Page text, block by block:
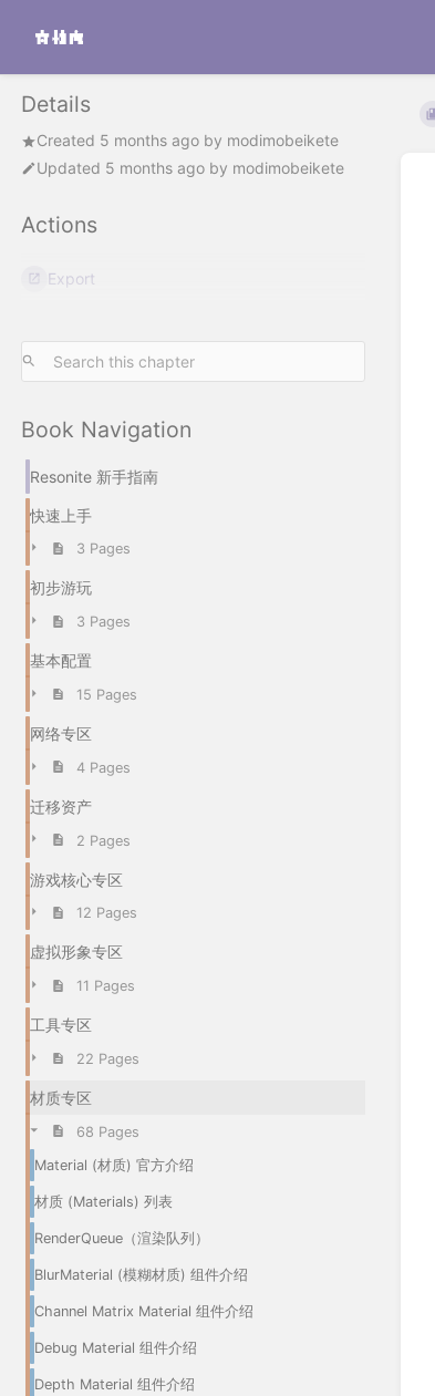
Details
Created 5 months ago by modimobeikete
Updated 5 months ago by modimobeikete
Actions
Export
Book Navigation
Resonite 新手指南
快速上手
3 Pages
初步游玩
3 Pages
基本配置
15 Pages
网络专区
4 Pages
迁移资产
2 Pages
游戏核心专区
12 Pages
虚拟形象专区
11 Pages
工具专区
22 Pages
材质专区
68 Pages
Material (材质) 官方介绍
材质 (Materials) 列表
RenderQueue（渲染队列）
BlurMaterial (模糊材质) 组件介绍
Channel Matrix Material 组件介绍
Debug Material 组件介绍
Depth Material 组件介绍